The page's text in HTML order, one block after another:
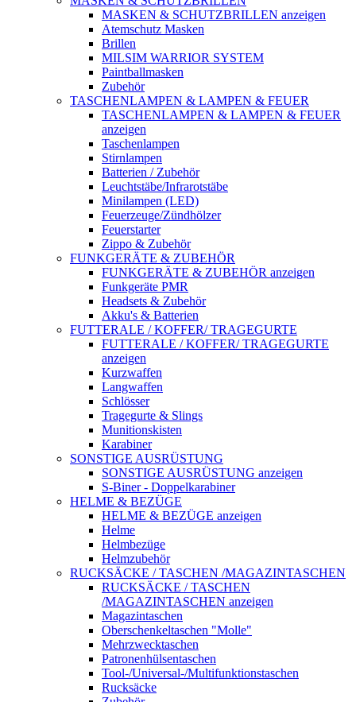
MASKEN & SCHUTZBRILLEN anzeigen
Atemschutz Masken
Brillen
MILSIM WARRIOR SYSTEM
Paintballmasken
Zubehör
TASCHENLAMPEN & LAMPEN & FEUER
TASCHENLAMPEN & LAMPEN & FEUER
anzeigen
Taschenlampen
Stirnlampen
Batterien / Zubehör
Leuchtstäbe/Infrarotstäbe
Minilampen (LED)
Feuerzeuge/Zündhölzer
Feuerstarter
Zippo & Zubehör
FUNKGERÄTE & ZUBEHÖR
FUNKGERÄTE & ZUBEHÖR anzeigen
Funkgeräte PMR
Headsets & Zubehör
Akku's & Batterien
FUTTERALE / KOFFER/ TRAGEGURTE
FUTTERALE / KOFFER/ TRAGEGURTE
anzeigen
Kurzwaffen
Langwaffen
Schlösser
Tragegurte & Slings
Munitionskisten
Karabiner
SONSTIGE AUSRÜSTUNG
SONSTIGE AUSRÜSTUNG anzeigen
S-Biner - Doppelkarabiner
HELME & BEZÜGE
HELME & BEZÜGE anzeigen
Helme
Helmbezüge
Helmzubehör
RUCKSÄCKE / TASCHEN /MAGAZINTASCHEN
RUCKSÄCKE / TASCHEN
/MAGAZINTASCHEN anzeigen
Magazintaschen
Oberschenkeltaschen "Molle"
Mehrzwecktaschen
Patronenhülsentaschen
Tool-/Universal-/Multifunktionstaschen
Rucksäcke